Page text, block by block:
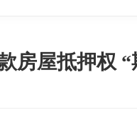
房屋抵押权